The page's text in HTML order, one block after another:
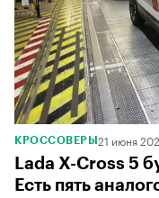
КРОССОВЕРЫ 21 июня
Lada X-Cross 5
Есть пять